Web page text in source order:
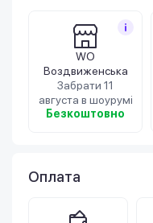
WO
Воздвиженська
Забрати 11
августа в шоурумі
Безкоштовно
Оплата